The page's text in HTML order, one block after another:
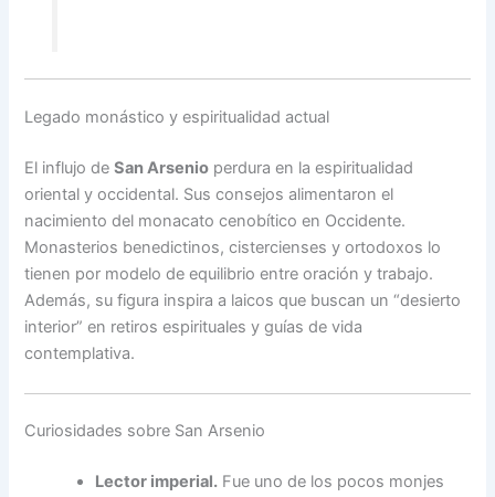
Legado monástico y espiritualidad actual
El influjo deSan Arsenio perdura en la espiritualidad
oriental y occidental. Sus consejos alimentaron el
nacimiento del monacato cenobítico en Occidente.
Monasterios benedictinos, cistercienses y ortodoxos lo
tienen por modelo de equilibrio entre oración y trabajo.
Además, su figura inspira a laicos que buscan un “desierto
interior” en retiros espirituales y guías de vida
contemplativa.
Curiosidades sobre San Arsenio
Lector imperial. Fue uno de los pocos monjes